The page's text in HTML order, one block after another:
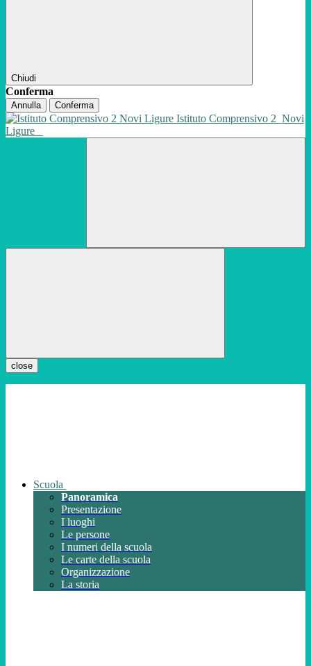
Chiudi
Conferma
Annulla Conferma
Istituto Comprensivo 2 Novi
Ligure
close
Scuola
Panoramica
Presentazione
I luoghi
Le persone
I numeri della scuola
Le carte della scuola
Organizzazione
La storia